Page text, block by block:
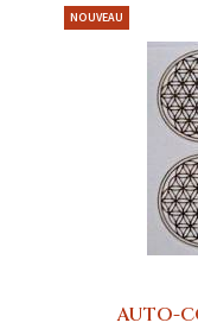
NOUVEAU
AUTO-